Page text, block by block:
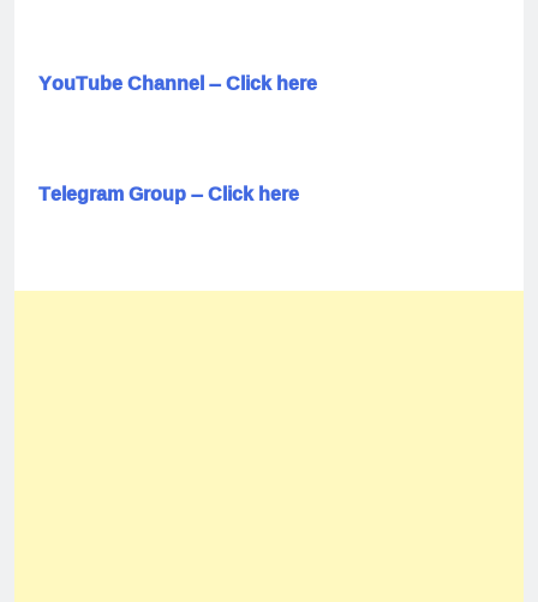
YouTube Channel – Click here
Telegram Group – Click here